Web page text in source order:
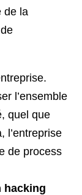
de la
l’ensemble
quel que
l’entreprise
de process
hacking